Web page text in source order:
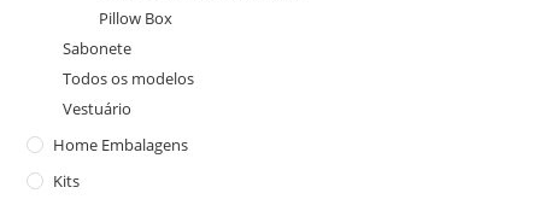
Pillow Box
Sabonete
Todos os modelos
Vestuário
Home Embalagens
Kits